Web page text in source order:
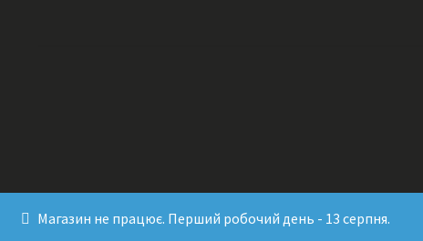
Магазин не працює. Перший робочий день - 13 серпня.